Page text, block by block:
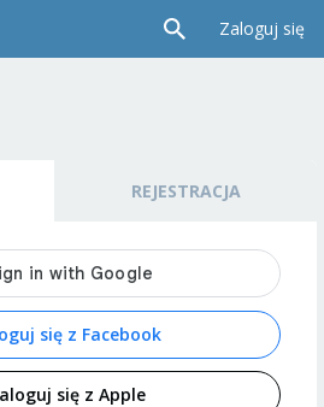
Zaloguj się
REJESTRACJA
się z Facebook
się z Apple